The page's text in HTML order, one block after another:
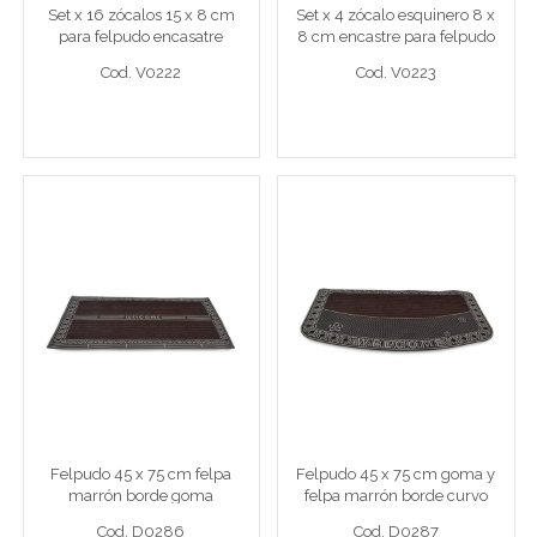
Cod. V0222
Set x 16 zócalos 15 x 8 cm
para felpudo encasatre
Cod. V0222
Cod. V0223
Set x 4 zócalo esquinero 8 x
8 cm encastre para felpudo
Cod. V0223
Felpudo 45 x 75 cm felpa
marrón borde goma
Cod. D0286
Felpudo 45 x 75 cm felpa
marrón borde goma
Cod. D0286
Felpudo 45 x 75 cm goma
y felpa marrón borde
Cod. D0287
Felpudo 45 x 75 cm goma y
felpa marrón borde curvo
Cod. D0287